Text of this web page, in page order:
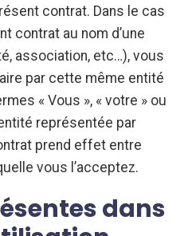
contrat. Dans le cas
contrat au nom d’une
association, etc…), vous
par cette même entité
« Vous », « votre » ou
représentée par
prend effet entre
vous l’acceptez.
dans